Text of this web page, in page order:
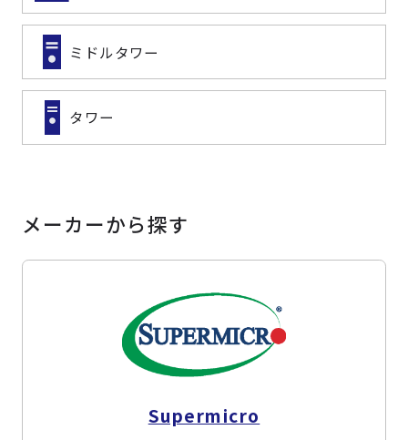
ミドルタワー
タワー
メーカーから探す
Supermicro